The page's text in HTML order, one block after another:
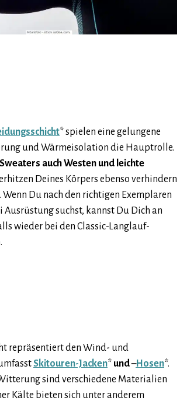
* spielen eine gelungene
und Wärmeisolation die Hauptrolle.
auch Westen und leichte
Deines Körpers ebenso verhindern
Du nach den richtigen Exemplaren
Ausrüstung suchst, kannst Du Dich an
wieder bei den Classic-Langlauf-
repräsentiert den Wind- und
Skitouren-Jacken* und –Hosen*.
sind verschiedene Materialien
Kälte bieten sich unter anderem